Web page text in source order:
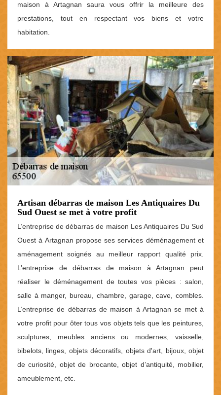
maison à Artagnan saura vous offrir la meilleure des
prestations, tout en respectant vos biens et votre
habitation.
Artisan débarras de maison Les Antiquaires Du
Sud Ouest se met à votre profit
L’entreprise de débarras de maison Les Antiquaires Du Sud
Ouest à Artagnan propose ses services déménagement et
aménagement soignés au meilleur rapport qualité prix.
L’entreprise de débarras de maison à Artagnan peut
réaliser le déménagement de toutes vos pièces : salon,
salle à manger, bureau, chambre, garage, cave, combles.
L’entreprise de débarras de maison à Artagnan se met à
votre profit pour ôter tous vos objets tels que les peintures,
sculptures, meubles anciens ou modernes, vaisselle,
bibelots, linges, objets décoratifs, objets d'art, bijoux, objet
de curiosité, objet de brocante, objet d’antiquité, mobilier,
ameublement, etc.